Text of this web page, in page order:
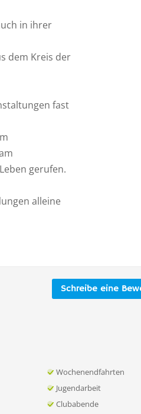
in ihrer
dem Kreis der
fast
gerufen.
alleine
Schreibe eine
Wochenendfahrten
Jugendarbeit
Clubabende